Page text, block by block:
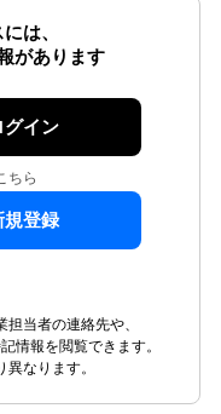
は、
があります
グイン
ちら
規登録
当者の連絡先や、
情報を閲覧できます。
なります。